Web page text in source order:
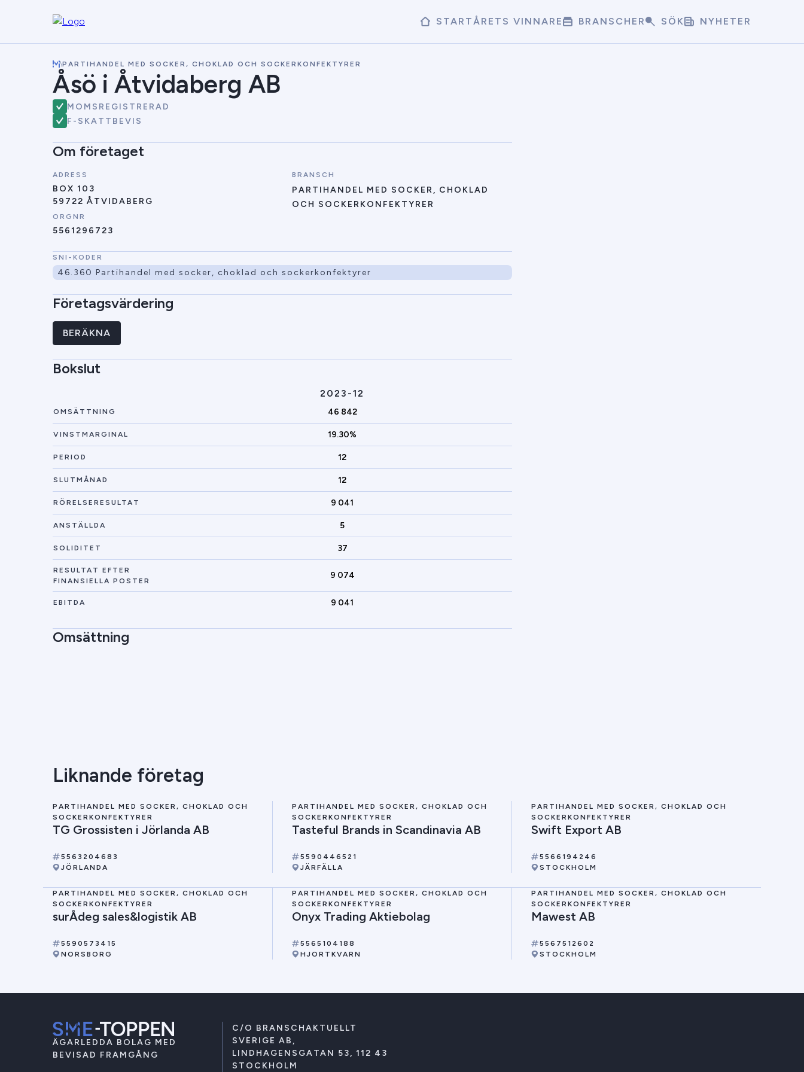
STARTÅRETS VINNARE BRANSCHER SÖK NYHETER
\PARTIHANDEL MED SOCKER, CHOKLAD OCH SOCKERKONFEKTYRER
Åsö i Åtvidaberg AB
MOMSREGISTRERAD
F-SKATTBEVIS
Om företaget
ADRESS
BOX 103
59722 ÅTVIDABERG
BRANSCH
PARTIHANDEL MED SOCKER, CHOKLAD
OCH SOCKERKONFEKTYRER
ORGNR
5561296723
SNI-KODER
46.360 Partihandel med socker, choklad och sockerkonfektyrer
Företagsvärdering
BERÄKNA
Bokslut
2023-12
OMSÄTTNING 46 842
VINSTMARGINAL 19.30%
PERIOD 12
SLUTMÅNAD 12
RÖRELSERESULTAT 9 041
ANSTÄLLDA 5
SOLIDITET 37
RESULTAT EFTER
FINANSIELLA POSTER
9 074
EBITDA 9 041
Omsättning
Liknande företag
PARTIHANDEL MED SOCKER, CHOKLAD OCH
SOCKERKONFEKTYRER
TG Grossisten i Jörlanda AB
5563204683
JÖRLANDA
PARTIHANDEL MED SOCKER, CHOKLAD OCH
SOCKERKONFEKTYRER
Tasteful Brands in Scandinavia AB
5590446521
JÄRFÄLLA
PARTIHANDEL MED SOCKER, CHOKLAD OCH
SOCKERKONFEKTYRER
Swift Export AB
5566194246
STOCKHOLM
PARTIHANDEL MED SOCKER, CHOKLAD OCH
SOCKERKONFEKTYRER
surÅdeg sales&logistik AB
5590573415
NORSBORG
PARTIHANDEL MED SOCKER, CHOKLAD OCH
SOCKERKONFEKTYRER
Onyx Trading Aktiebolag
5565104188
HJORTKVARN
PARTIHANDEL MED SOCKER, CHOKLAD OCH
SOCKERKONFEKTYRER
Mawest AB
5567512602
STOCKHOLM
ÄGARLEDDA BOLAG MED
BEVISAD FRAMGÅNG
C/O BRANSCHAKTUELLT
SVERIGE AB,
LINDHAGENSGATAN 53, 112 43
STOCKHOLM